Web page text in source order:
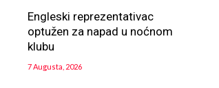
Engleski reprezentativac
optužen za napad u noćnom
klubu
7 Augusta, 2026